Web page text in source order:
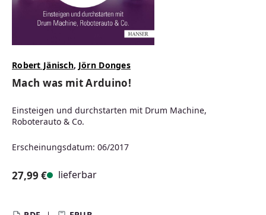
Robert Jänisch, Jörn Donges
Mach was mit Arduino!
Einsteigen und durchstarten mit Drum Machine,
Roboterauto & Co.
Erscheinungsdatum: 06/2017
27,99 € lieferbar